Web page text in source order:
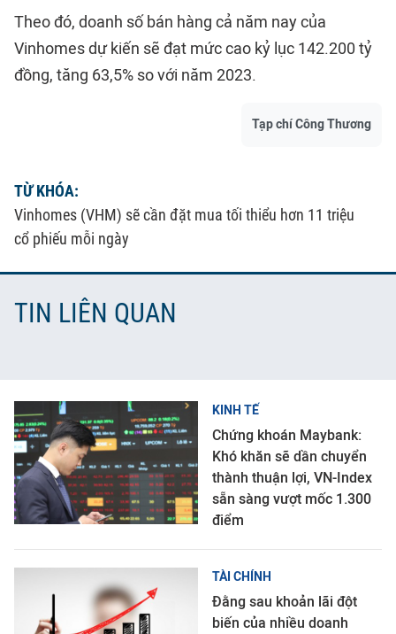
Theo đó, doanh số bán hàng cả năm nay của
Vinhomes dự kiến sẽ đạt mức cao kỷ lục 142.200 tỷ
đồng, tăng 63,5% so với năm 2023.
Tạp chí Công Thương
TỪ KHÓA:
Vinhomes (VHM) sẽ cần đặt mua tối thiểu hơn 11 triệu
cổ phiếu mỗi ngày
TIN LIÊN QUAN
KINH TẾ
Chứng khoán Maybank:
Khó khăn sẽ dần chuyển
thành thuận lợi, VN-Index
sẵn sàng vượt mốc 1.300
điểm
TÀI CHÍNH
Đằng sau khoản lãi đột
biến của nhiều doanh